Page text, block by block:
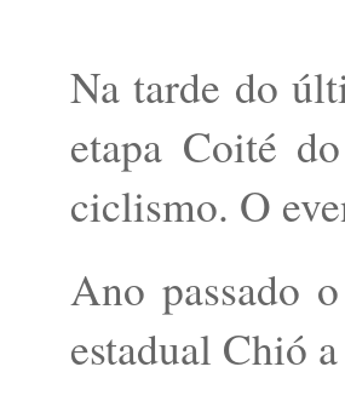
Na tarde do
etapa Coité
ciclismo. O
Ano passado
estadual Chió